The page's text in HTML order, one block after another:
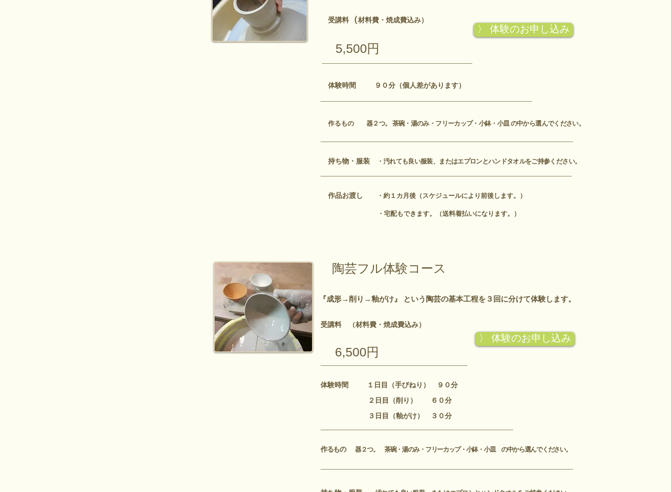
受講料 （材料費・焼成費込み）
〉 体験のお申し込み
​5,500円
体験時間 ９０分（個人差があります）
作るもの 器２つ。 茶碗・湯のみ・フリーカップ・小鉢・小皿 の中から選んでください。
持ち物・服装 ・ 汚れても良い服装、またはエプロンとハンドタオルをご持参ください。
作品お渡し ・約１カ月後（スケジュールにより前後します。）
・宅配もできます。（送料着払いになります。）
陶芸フル体験コース
『成形→削り→釉がけ』 という陶芸の基本工程を３回に分けて体験します。
受講料 （材料費・焼成費込み）
​6,500円
〉 体験のお申し込み
体験時間 １日目（手びねり） ９０分
２日目（削り） ６０分
３日目（釉がけ） ３０分
作るもの器２つ。 茶碗・湯のみ・フリーカップ・小鉢・小皿 の中から選んでください。